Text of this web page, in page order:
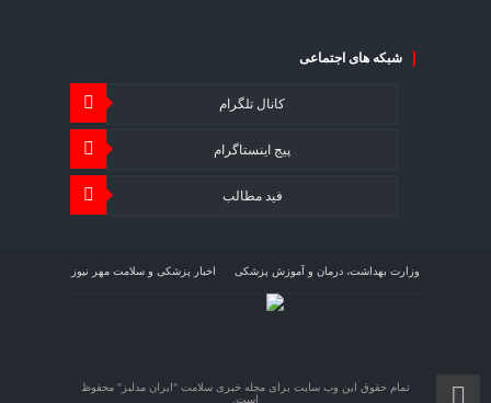
شبکه های اجتماعی
کانال تلگرام
پیج اینستاگرام
فید مطالب
وزارت بهداشت، درمان و آموزش پزشکی اخبار پزشکی و سلامت مهر نیوز
تمام حقوق این وب سایت برای مجله خبری سلامت "ایران مدلبز" محفوظ
است.